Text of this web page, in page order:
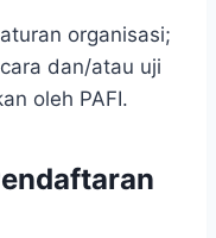
organisasi;
dan/atau uji
oleh PAFI.